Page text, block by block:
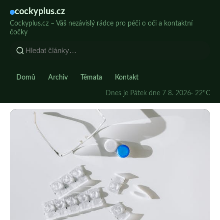
cockyplus.cz
Cockyplus.cz – Váš nezávislý rádce pro péči o oči a kontaktní
čočky
Domů Archiv Témata Kontakt
Dnes je Pátek dne 7 8. 2026· 22°C